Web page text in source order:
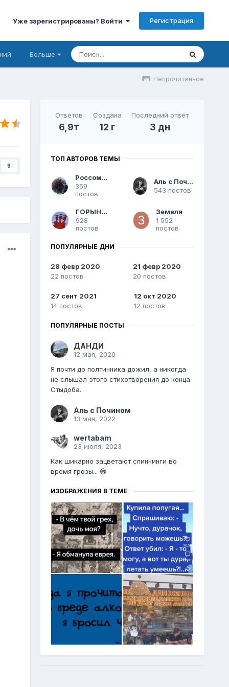
Уже зарегистрированы? Войти Регистрация
Больше
Непрочитанное
9
Ответов
6,9т
Создана
12 г
Последний ответ
3 дн
ТОП АВТОРОВ ТЕМЫ
Россомаха
369
постов
Аль с Почином
543 постов
ГОРЫНЫЧ
928
постов
Земеля
1 552
постов
ПОПУЛЯРНЫЕ ДНИ
28 февр 2020
22 постов
21 февр 2020
20 постов
27 сент 2021
14 постов
12 окт 2020
12 постов
ПОПУЛЯРНЫЕ ПОСТЫ
ДАНДИ
12 мая, 2020
Я почти до полтинника дожил, а никогда
не слышал этого стихотворения до конца.
Стыдоба.
Аль с Почином
13 мая, 2022
wertabam
23 июля, 2023
Как шикарно зацветают спиннинги во
время грозы... 😁
ИЗОБРАЖЕНИЯ В ТЕМЕ